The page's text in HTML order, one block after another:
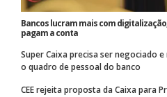
Bancos lucram mais com
pagam a conta
Super Caixa precisa ser negociado
o quadro de pessoal do banco
CEE rejeita proposta da Caixa para